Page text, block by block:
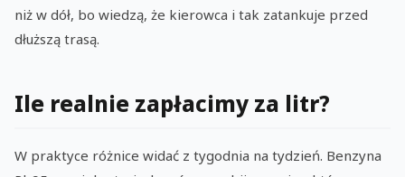
niż w dół, bo wiedzą, że kierowca i tak zatankuje przed
dłuższą trasą.
Ile realnie zapłacimy za litr?
W praktyce różnice widać z tygodnia na tydzień. Benzyna